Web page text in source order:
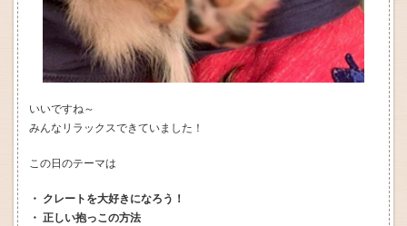
いいですね～
みんなリラックスできていました！
この日のテーマは
・ クレートを大好きになろう！
・ 正しい抱っこの方法